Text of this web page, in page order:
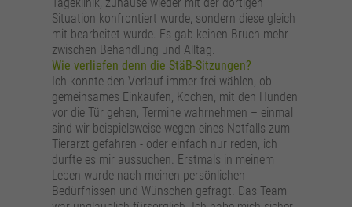
Situation konfrontiert wurde, sondern diese gleich
mit bearbeitet wurde. Es gab keinen Bruch mehr
zwischen Behandlung und Alltag.
Wie verliefen denn die StäB-Sitzungen?
Ich konnte den Verlauf immer frei wählen, ob
gemeinsames Einkaufen, Kochen, mit den Hunden
vor die Tür gehen, Termine wahrnehmen – einmal
sind wir beispielsweise wegen eines Notfalls zum
Tierarzt gefahren - oder einfach nur reden, ich
durfte es mir aussuchen. Erstmals in meinem
Leben wurde nach meinen persönlichen
Bedürfnissen und Wünschen gefragt. Das Team